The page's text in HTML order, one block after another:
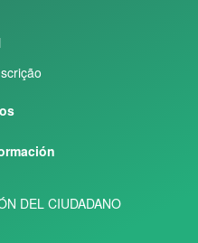
DEL CIUDADANO